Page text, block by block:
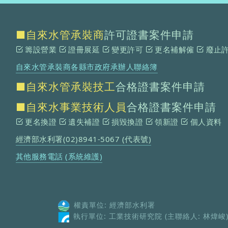
■自來水管承裝商許可證書案件申請
籌設營業 證冊展延 變更許可 更名補解僱
廢止
自來水管承裝商各縣市政府承辦人聯絡簿
■自來水管承裝技工合格證書案件申請
■自來水事業技術人員合格證書案件申請
更名換證 遺失補證 損毀換證 領新證
個人資料
經濟部水利署(02)8941-5067 (代表號)
其他服務電話 (系統維護)
權責單位: 經濟部水利署
執行單位: 工業技術研究院 (主聯絡人: 林煒峻